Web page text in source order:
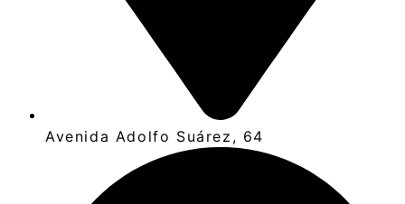
Avenida Adolfo Suárez, 64